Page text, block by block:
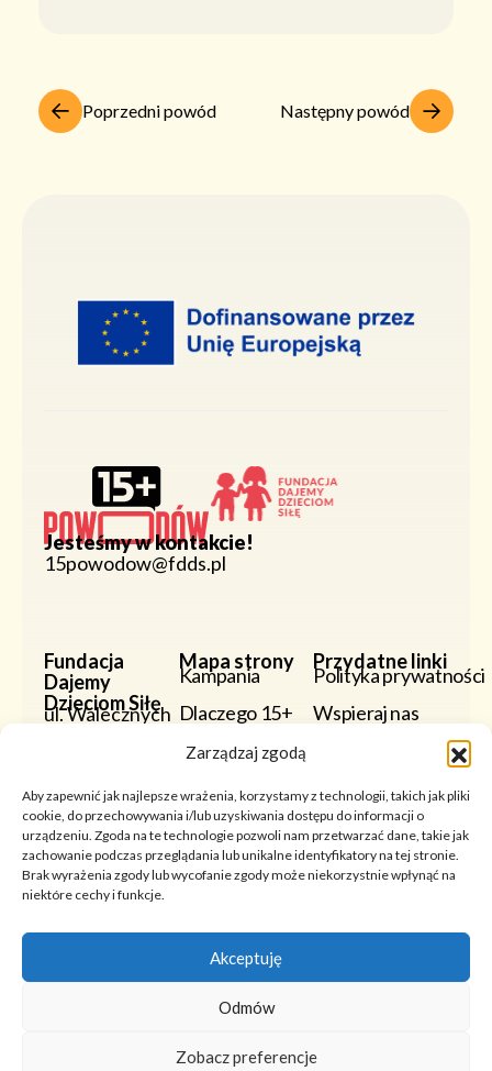
Zarządzaj zgodą
Aby zapewnić jak najlepsze wrażenia, korzystamy z technologii, takich jak pliki
cookie, do przechowywania i/lub uzyskiwania dostępu do informacji o
urządzeniu. Zgoda na te technologie pozwoli nam przetwarzać dane, takie jak
zachowanie podczas przeglądania lub unikalne identyfikatory na tej stronie.
Brak wyrażenia zgody lub wycofanie zgody może niekorzystnie wpłynąć na
niektóre cechy i funkcje.
Akceptuję
Odmów
Zobacz preferencje
Poprzedni powód Następny powód
Jesteśmy w kontakcie!
15powodow@fdds.pl
Fundacja
Dajemy
Dzieciom Siłę
ul. Walecznych
KRS:
0000204426
Mapa strony
Kampania
Dlaczego 15+
Powody
Wypowiedzi Ekspertów
Wystawa
Partnerzy
Przydatne linki
Polityka prywatności
Wspieraj nas
Copyright © 2026 - Fundacja Dajemy Dzieciom